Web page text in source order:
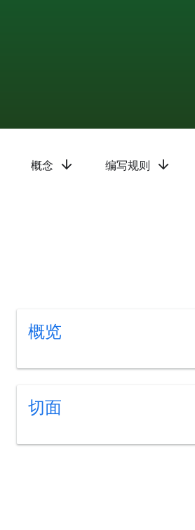
概念 arrow_downward 编写规则 arrow_downward
概览
切面